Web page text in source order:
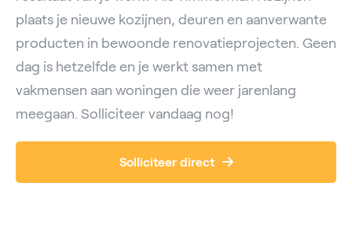
plaats je nieuwe kozijnen, deuren en aanverwante
producten in bewoonde renovatieprojecten. Geen
dag is hetzelfde en je werkt samen met
vakmensen aan woningen die weer jarenlang
meegaan. Solliciteer vandaag nog!
Solliciteer direct